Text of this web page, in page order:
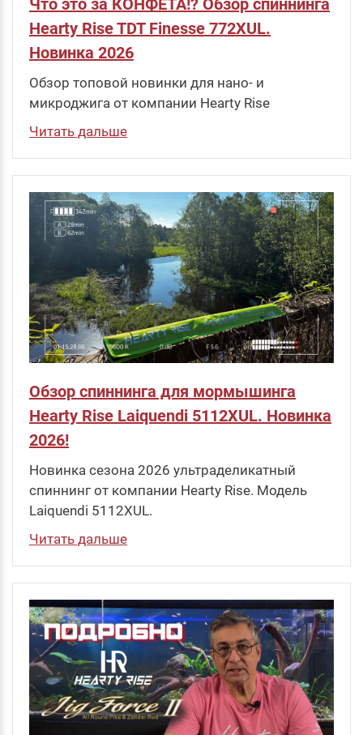
Что это за КОНФЕТА!? Обзор спиннинга
Hearty Rise TDT Finesse 772XUL.
Новинка 2026
Обзор топовой новинки для нано- и
микроджига от компании Hearty Rise
Читать дальше
Обзор спиннинга для мормышинга
Hearty Rise Laiquendi 5112XUL. Новинка
2026!
Новинка сезона 2026 ультраделикатный
спиннинг от компании Hearty Rise. Модель
Laiquendi 5112XUL.
Читать дальше